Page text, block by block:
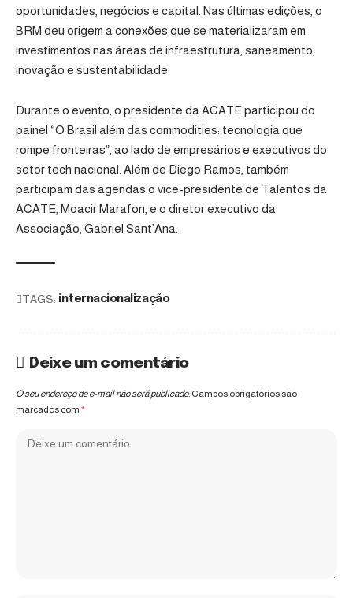
oportunidades, negócios e capital. Nas últimas edições, o
BRM deu origem a conexões que se materializaram em
investimentos nas áreas de infraestrutura, saneamento,
inovação e sustentabilidade.
Durante o evento, o presidente da ACATE participou do
painel “O Brasil além das commodities: tecnologia que
rompe fronteiras”, ao lado de empresários e executivos do
setor tech nacional. Além de Diego Ramos, também
participam das agendas o vice-presidente de Talentos da
ACATE, Moacir Marafon, e o diretor executivo da
Associação, Gabriel Sant’Ana.
TAGS: internacionalização
Deixe um comentário
O seu endereço de e-mail não será publicado. Campos obrigatórios são
marcados com *